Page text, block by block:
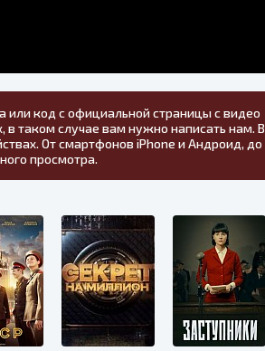
код с официальной страницы с видео
в таком случае вам нужно написать нам. В
От смартфонов iPhone и Андроид, до
просмотра.